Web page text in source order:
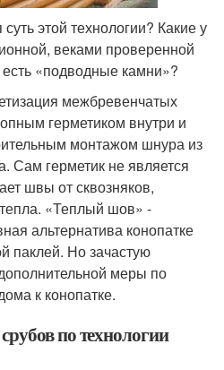
этой технологии? Какие у
веками проверенной
«подводные камни»?
межбревенчатых
герметиком внутри и
монтажом шнура из
Сам герметик не является
швы от сквозняков,
«Теплый шов» -
альтернатива конопатке
паклей. Но зачастую
меры по
к конопатке.
по технологии